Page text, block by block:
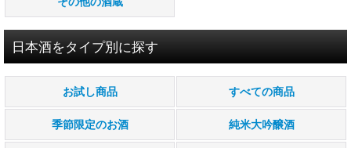
日本酒をタイプ別に探す
お試し商品 すべての商品
季節限定のお酒 純米大吟醸酒